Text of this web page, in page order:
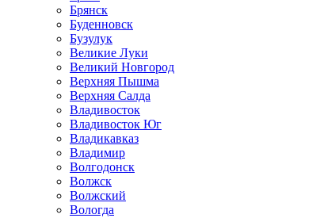
Брянск
Буденновск
Бузулук
Великие Луки
Великий Новгород
Верхняя Пышма
Верхняя Салда
Владивосток
Владивосток Юг
Владикавказ
Владимир
Волгодонск
Волжск
Волжский
Вологда